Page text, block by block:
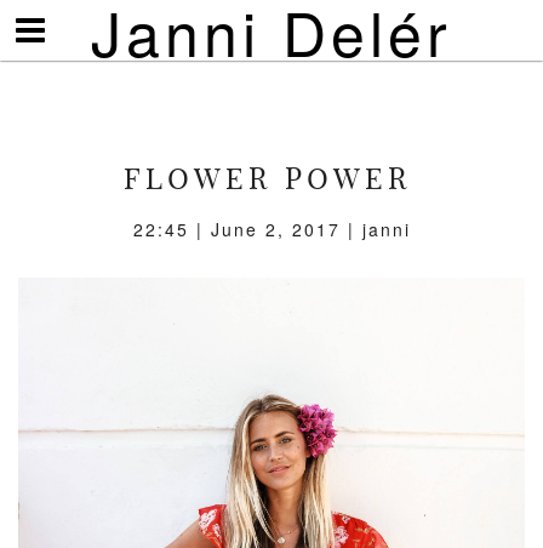
Janni Delér
Visa/göm
meny
FLOWER POWER
22:45 | June 2, 2017 | janni